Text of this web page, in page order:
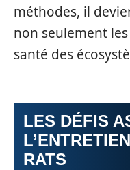
méthodes, il
non seulement
santé des
LES DÉFIS
RATS